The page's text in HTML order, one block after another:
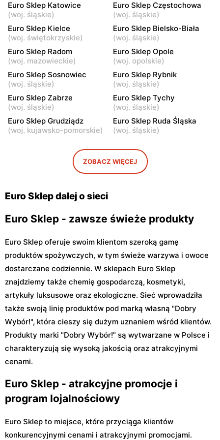
Euro Sklep
Skarżysko-Kamienna, ul.
Rejowska 78
Euro Sklep
Skarżysko-Kamienna, ul.
Sokola 21/14
Euro Sklep
Siemiatycze, ul. Adama
Mickiewicza 7
Euro Sklep
Suchedniów, ul.
Mickiewicza 25
Euro Sklep
Józefów nad Wisłą, ul. pl.
Wolności 27
Euro Sklep
Ostrowiec Świętokrzyski al.
Jana Pawła II 83 G
Euro Sklep Euro Sklep
26
ul. Władysława Sikorskiego
41
Euro Sklep
Euro Sklep Katowice
(woj. śląskie)
Euro Sklep Częstochowa
(woj. śląskie)
Euro Sklep Kielce
(woj. świętokrzyskie)
Euro Sklep Bielsko-Biała
(woj. śląskie)
Euro Sklep Radom
(woj. mazowieckie)
Euro Sklep Opole
(woj. opolskie)
Euro Sklep Sosnowiec
(woj. śląskie)
Euro Sklep Rybnik
(woj. śląskie)
Euro Sklep Zabrze
(woj. śląskie)
Euro Sklep Tychy
(woj. śląskie)
Euro Sklep Grudziądz
(woj. kujawsko-pomorskie)
Euro Sklep Ruda Śląska
(woj. śląskie)
ZOBACZ WIĘCEJ
Euro Sklep dalej o sieci
Euro Sklep - zawsze świeże produkty
Euro Sklep oferuje swoim klientom szeroką gamę
produktów spożywczych, w tym świeże warzywa i owoce
dostarczane codziennie. W sklepach Euro Sklep
znajdziemy także chemię gospodarczą, kosmetyki,
artykuły luksusowe oraz ekologiczne. Sieć wprowadziła
także swoją linię produktów pod marką własną "Dobry
Wybór!", która cieszy się dużym uznaniem wśród klientów.
Produkty marki "Dobry Wybór!" są wytwarzane w Polsce i
charakteryzują się wysoką jakością oraz atrakcyjnymi
cenami.
Euro Sklep - atrakcyjne promocje i
program lojalnościowy
Euro Sklep to miejsce, które przyciąga klientów
konkurencyjnymi cenami i atrakcyjnymi promocjami.